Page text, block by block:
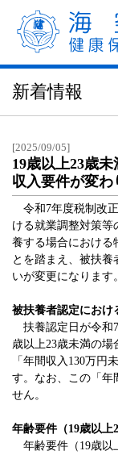
新着情報
[2025/09/05]
19歳以上23歳
収入要件が変わ
令和7年度税制改
ける就業調整対策等
養する場合における
とを踏まえ、被扶
いが変更になります。
被扶養者認定におけ
扶養認定日が令和
歳以上23歳未満の
「年間収入130万円
す。なお、この「年
せん。
年齢要件（19歳以上
年齢要件（19歳以